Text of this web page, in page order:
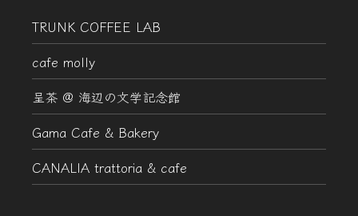
TRUNK COFFEE LAB
cafe molly
呈茶 @ 海辺の文学記念館
Gama Cafe & Bakery
CANALIA trattoria & cafe